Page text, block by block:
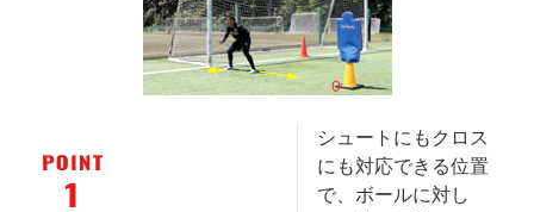
シュートにもクロス
にも対応できる位置
で、ボールに対し